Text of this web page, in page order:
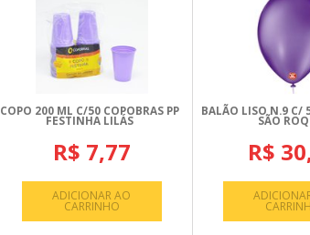
COPO 200 ML C/50 COPOBRAS PP
FESTINHA LILÁS
R$ 7,77
ADICIONAR AO
CARRINHO
BALÃO LISO N.9 C/
SÃO
R$